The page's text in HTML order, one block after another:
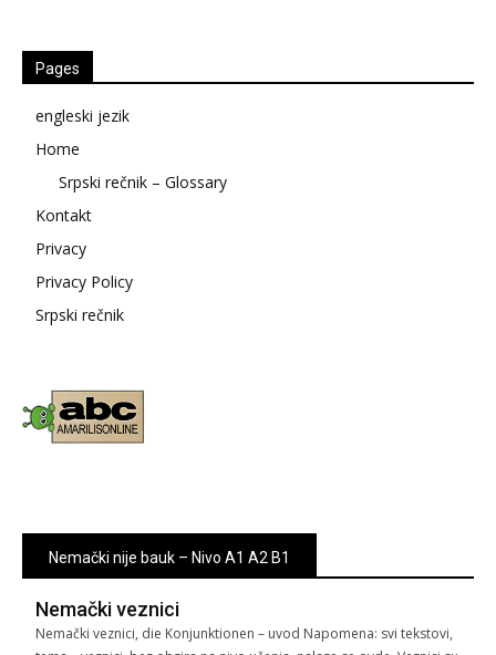
Pages
engleski jezik
Home
Srpski rečnik – Glossary
Kontakt
Privacy
Privacy Policy
Srpski rečnik
Nemački nije bauk – Nivo A1 A2 B1
Nemački veznici
Nemački veznici, die Konjunktionen – uvod Napomena: svi tekstovi,